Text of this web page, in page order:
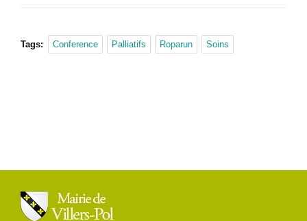
Tags: Conference Palliatifs Roparun Soins